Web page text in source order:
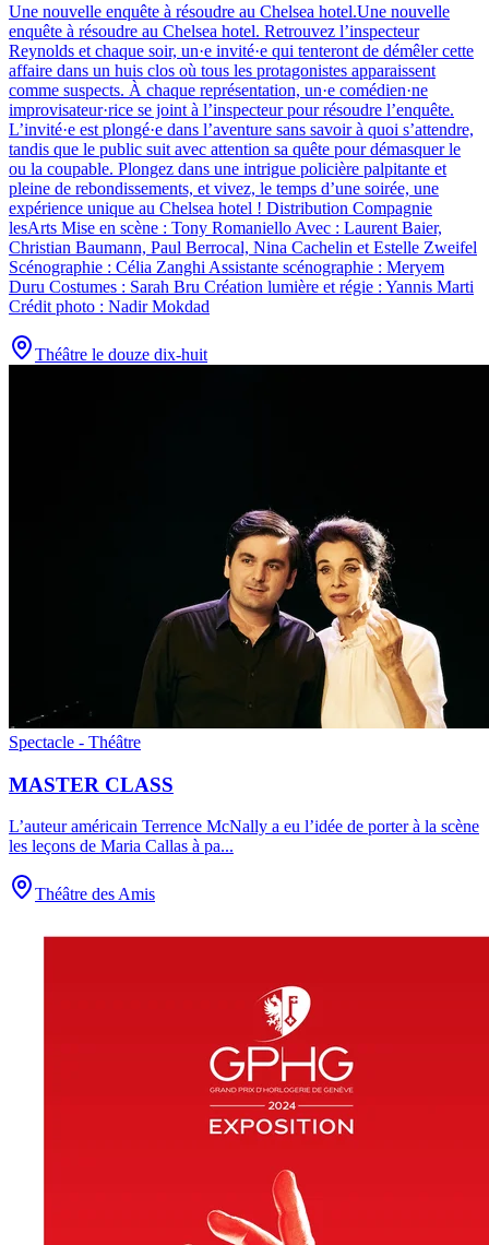
Une nouvelle enquête à résoudre au Chelsea hotel.Une nouvelle
enquête à résoudre au Chelsea hotel. Retrouvez l’inspecteur
Reynolds et chaque soir, un·e invité·e qui tenteront de démêler cette
affaire dans un huis clos où tous les protagonistes apparaissent
comme suspects. À chaque représentation, un·e comédien·ne
improvisateur·rice se joint à l’inspecteur pour résoudre l’enquête.
L’invité·e est plongé·e dans l’aventure sans savoir à quoi s’attendre,
tandis que le public suit avec attention sa quête pour démasquer le
ou la coupable. Plongez dans une intrigue policière palpitante et
pleine de rebondissements, et vivez, le temps d’une soirée, une
expérience unique au Chelsea hotel ! Distribution Compagnie
lesArts Mise en scène : Tony Romaniello Avec : Laurent Baier,
Christian Baumann, Paul Berrocal, Nina Cachelin et Estelle Zweifel
Scénographie : Célia Zanghi Assistante scénographie : Meryem
Duru Costumes : Sarah Bru Création lumière et régie : Yannis Marti
Crédit photo : Nadir Mokdad
Théâtre le douze dix-huit
Spectacle - Théâtre
MASTER CLASS
L’auteur américain Terrence McNally a eu l’idée de porter à la scène
les leçons de Maria Callas à pa...
Théâtre des Amis